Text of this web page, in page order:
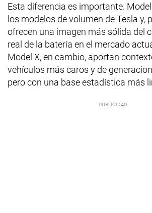
Esta diferencia es importante.
los modelos de volumen de Tesla y,
ofrecen una imagen más sólida del
real de la batería en el mercado
Model X, en cambio, aportan
vehículos más caros y de
pero con una base estadística más